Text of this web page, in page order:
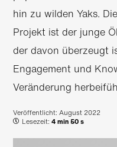
hin zu wilden Yaks.
Projekt ist der junge
der davon überzeugt
Engagement und
Veränderung
Veröffentlicht: August 2022
Lesezeit: 4 min 50 s